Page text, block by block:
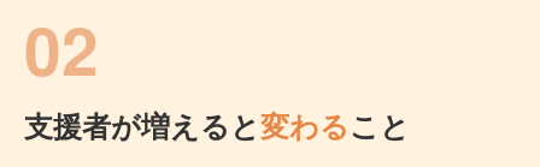
02
支援者が増えると変わること